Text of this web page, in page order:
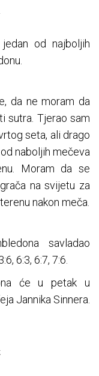
od najboljih
da ne moram da
sutra. Tjerao sam
seta, ali drago
naboljih mečeva
Moram da se
na svijetu za
nakon meča.
savladao
6:3, 6:7, 7:6.
će u petak u
Jannika Sinnera.